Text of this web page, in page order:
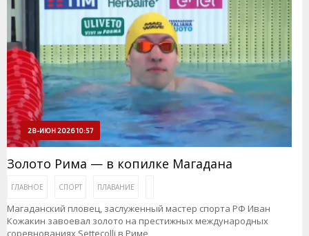
28-ИЮН 2026 10:57
Золото Рима — в копилке Магадана
ГЛАВНОЕ СПОРТ ПЛАВАНИЕ
Магаданский пловец, заслуженный мастер спорта РФ Иван
Кожакин завоевал золото на престижных международных
соревнованиях Settecolli в Риме